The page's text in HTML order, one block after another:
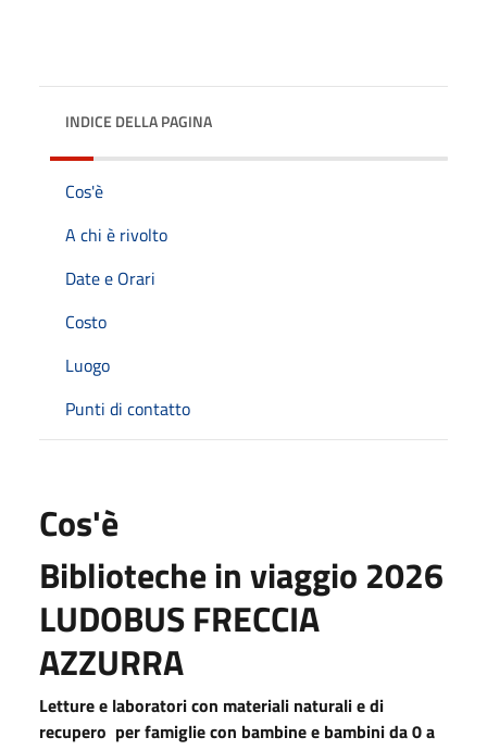
INDICE DELLA PAGINA
Cos'è
A chi è rivolto
Date e Orari
Costo
Luogo
Punti di contatto
Cos'è
Biblioteche in viaggio 2026
LUDOBUS FRECCIA
AZZURRA
Letture e laboratori con materiali naturali e di
recupero per famiglie con bambine e bambini da 0 a